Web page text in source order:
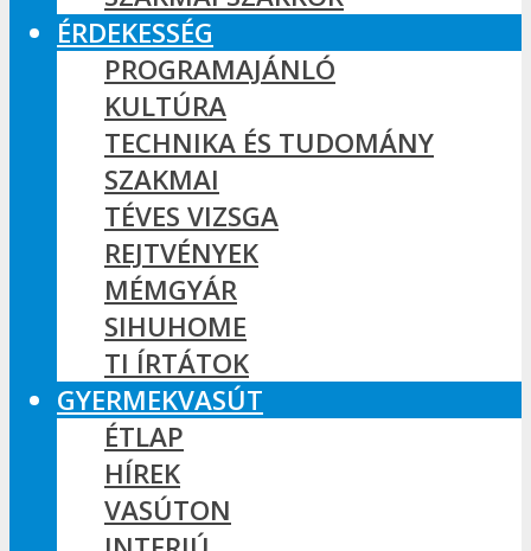
ÉRDEKESSÉG
PROGRAMAJÁNLÓ
KULTÚRA
TECHNIKA ÉS TUDOMÁNY
SZAKMAI
TÉVES VIZSGA
REJTVÉNYEK
MÉMGYÁR
SIHUHOME
TI ÍRTÁTOK
GYERMEKVASÚT
ÉTLAP
HÍREK
VASÚTON